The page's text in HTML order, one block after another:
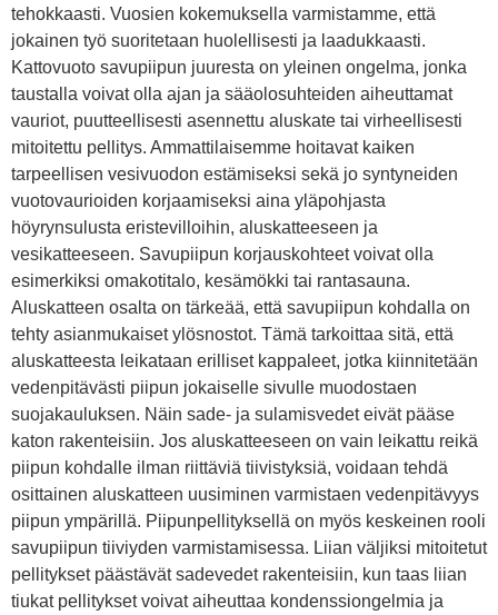
tehokkaasti. Vuosien kokemuksella varmistamme, että
jokainen työ suoritetaan huolellisesti ja laadukkaasti.
Kattovuoto savupiipun juuresta on yleinen ongelma, jonka
taustalla voivat olla ajan ja sääolosuhteiden aiheuttamat
vauriot, puutteellisesti asennettu aluskate tai virheellisesti
mitoitettu pellitys. Ammattilaisemme hoitavat kaiken
tarpeellisen vesivuodon estämiseksi sekä jo syntyneiden
vuotovaurioiden korjaamiseksi aina yläpohjasta
höyrynsulusta eristevilloihin, aluskatteeseen ja
vesikatteeseen. Savupiipun korjauskohteet voivat olla
esimerkiksi omakotitalo, kesämökki tai rantasauna.
Aluskatteen osalta on tärkeää, että savupiipun kohdalla on
tehty asianmukaiset ylösnostot. Tämä tarkoittaa sitä, että
aluskatteesta leikataan erilliset kappaleet, jotka kiinnitetään
vedenpitävästi piipun jokaiselle sivulle muodostaen
suojakauluksen. Näin sade- ja sulamisvedet eivät pääse
katon rakenteisiin. Jos aluskatteeseen on vain leikattu reikä
piipun kohdalle ilman riittäviä tiivistyksiä, voidaan tehdä
osittainen aluskatteen uusiminen varmistaen vedenpitävyys
piipun ympärillä. Piipunpellityksellä on myös keskeinen rooli
savupiipun tiiviyden varmistamisessa. Liian väljiksi mitoitetut
pellitykset päästävät sadevedet rakenteisiin, kun taas liian
tiukat pellitykset voivat aiheuttaa kondenssiongelmia ja